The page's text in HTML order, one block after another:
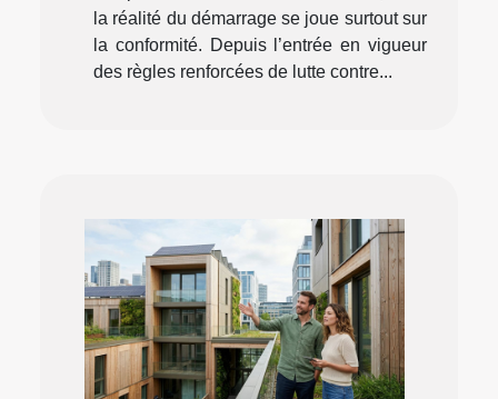
la réalité du démarrage se joue surtout sur
la conformité. Depuis l’entrée en vigueur
des règles renforcées de lutte contre...